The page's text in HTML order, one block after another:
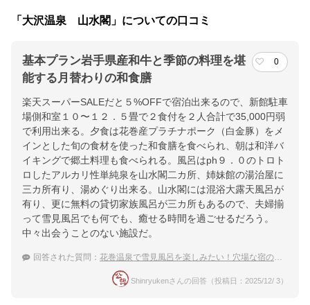
ＪＲ東北本線 花巻駅から路線バス（新鉛温泉行）で３０分、大
沢温泉下車徒歩１分 花巻南ICより車で１５分
提供：楽天トラベル
楽天トラベルで
ホテル詳細を詳しく見る
「大沢温泉 山水閣」についての口コミ
基本プラン岩手県産和牛と季節の料理を堪
能する月替わりの和食膳
0
楽天スーパーSALEだと５%OFFで宿泊出来るので、新館駐車
場側和室１０〜１２．５畳で２食付を２人合計で35,000円弱
で利用出来る。夕食は花巻産プラチナポーク（白金豚）をメ
インとした旬の食材を使った和食膳を食べられ、朝は和洋バ
イキングで郷土料理も食べられる。風呂はph９．０のトロト
ロしたアルカリ性単純泉を山水閣二カ所、姉妹館の湯治屋に
三カ所有り、湯めぐり出来る。山水閣には混浴大露天風呂が
有り、更に無料の貸切家族風呂が三カ所もあるので、夫婦揃
って雪見風呂でも何でも、癒せる時間を過ごせるだろう。
中々出会うことのない施設だ。
回答された質問： 花巻温泉で雪見風呂を楽しみたい！穴場な宿のおすすめは？
Shinryukenさんの回答（投稿日：2025/12/ 3）